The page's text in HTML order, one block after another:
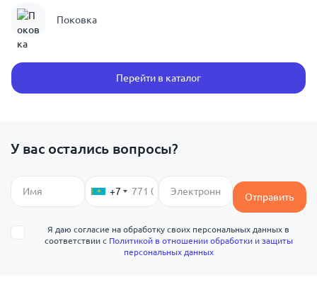
Поковка
Перейти в каталог
У вас остались вопросы?
+7 Отправить
Я даю согласие на обработку своих персональных данных в
соответствии с Политикой в отношении обработки и защиты
персональных данных